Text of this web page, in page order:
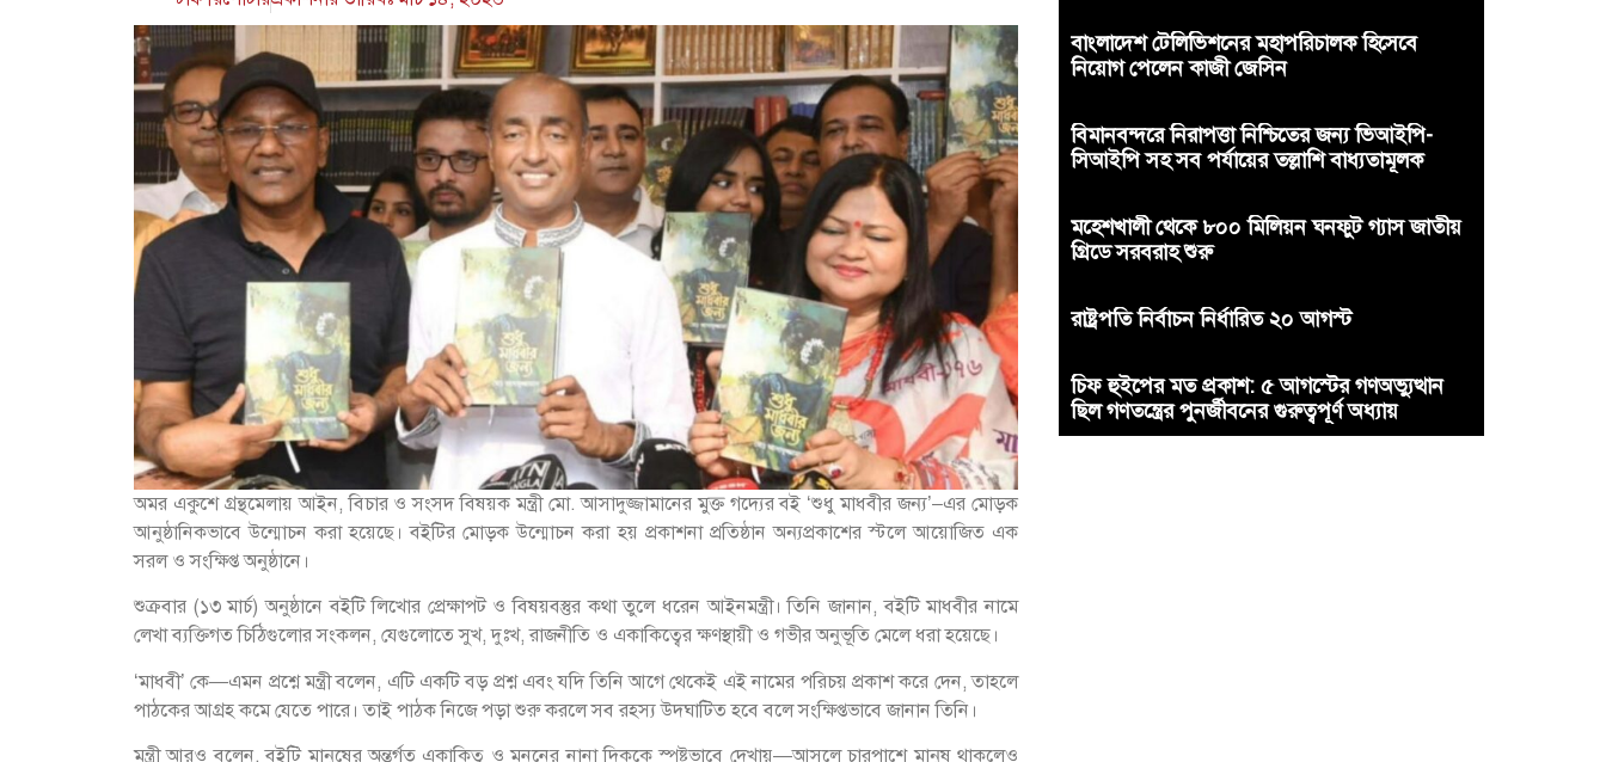
অমর একুশে গ্রন্থমেলায় আইন, বিচার ও সংসদ বিষয়ক মন্ত্রী মো. আসাদুজ্জামানের মুক্ত গদ্যের বই ‘শুধু মাধবীর জন্য’–এর মোড়ক
আনুষ্ঠানিকভাবে উন্মোচন করা হয়েছে। বইটির মোড়ক উন্মোচন করা হয় প্রকাশনা প্রতিষ্ঠান অন্যপ্রকাশের স্টলে আয়োজিত এক
সরল ও সংক্ষিপ্ত অনুষ্ঠানে।
শুক্রবার (১৩ মার্চ) অনুষ্ঠানে বইটি লিখোর প্রেক্ষাপট ও বিষয়বস্তুর কথা তুলে ধরেন আইনমন্ত্রী। তিনি জানান, বইটি মাধবীর নামে
লেখা ব্যক্তিগত চিঠিগুলোর সংকলন, যেগুলোতে সুখ, দুঃখ, রাজনীতি ও একাকিত্বের ক্ষণস্থায়ী ও গভীর অনুভূতি মেলে ধরা হয়েছে।
‘মাধবী’ কে—এমন প্রশ্নে মন্ত্রী বলেন, এটি একটি বড় প্রশ্ন এবং যদি তিনি আগে থেকেই এই নামের পরিচয় প্রকাশ করে দেন, তাহলে
পাঠকের আগ্রহ কমে যেতে পারে। তাই পাঠক নিজে পড়া শুরু করলে সব রহস্য উদঘাটিত হবে বলে সংক্ষিপ্তভাবে জানান তিনি।
মন্ত্রী আরও বলেন, বইটি মানুষের অন্তর্গত একাকিত্ব ও মননের নানা দিককে স্পষ্টভাবে দেখায়—আসলে চারপাশে মানুষ থাকলেও
বাংলাদেশ টেলিভিশনের মহাপরিচালক হিসেবে
নিয়োগ পেলেন কাজী জেসিন
বিমানবন্দরে নিরাপত্তা নিশ্চিতের জন্য ভিআইপি-
সিআইপি সহ সব পর্যায়ের তল্লাশি বাধ্যতামূলক
মহেশখালী থেকে ৮০০ মিলিয়ন ঘনফুট গ্যাস জাতীয়
গ্রিডে সরবরাহ শুরু
রাষ্ট্রপতি নির্বাচন নির্ধারিত ২০ আগস্ট
চিফ হুইপের মত প্রকাশ: ৫ আগস্টের গণঅভ্যুত্থান
ছিল গণতন্ত্রের পুনর্জীবনের গুরুত্বপূর্ণ অধ্যায়